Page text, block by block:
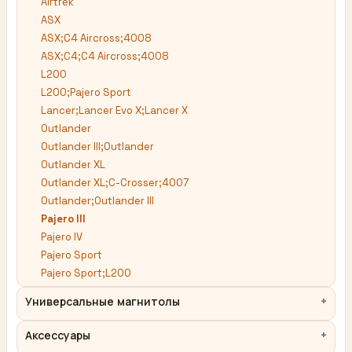
ASX
ASX;C4 Aircross;4008
ASX;C4;C4 Aircross;4008
L200
L200;Pajero Sport
Lancer;Lancer Evo X;Lancer X
Outlander
Outlander III;Outlander
Outlander XL
Outlander XL;C-Crosser;4007
Outlander;Outlander III
Pajero III
Pajero IV
Pajero Sport
Pajero Sport;L200
Универсальные магнитолы
Аксессуары